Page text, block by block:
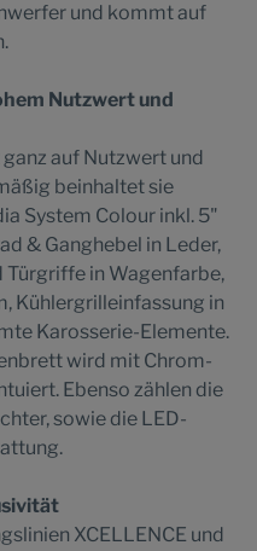
und kommt auf
Nutzwert und
auf Nutzwert und
beinhaltet sie
System Colour inkl. 5"
& Ganghebel in Leder,
in Wagenfarbe,
Kühlergrilleinfassung in
Karosserie-Elemente.
wird mit Chrom-
Ebenso zählen die
sowie die LED-
XCELLENCE und